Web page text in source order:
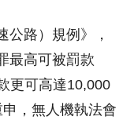
公路）規例》，
最高可被罰款
更可高達10,000
，無人機執法會